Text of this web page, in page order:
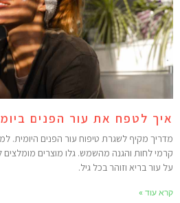
לטפח את עור הפנים
מקיף לשגרת טיפוח עור הפנים היומית. למדו
לחות והגנה מהשמש. גלו מוצרים מומלצים
עור בריא וזוהר בכל גיל.
עוד »